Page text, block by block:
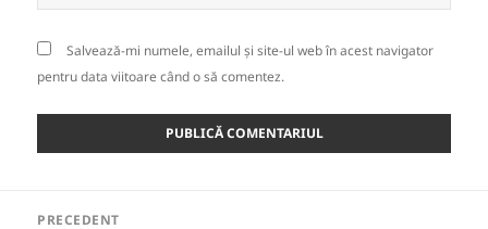
Salvează-mi numele, emailul și site-ul web în acest navigator
pentru data viitoare când o să comentez.
PRECEDENT